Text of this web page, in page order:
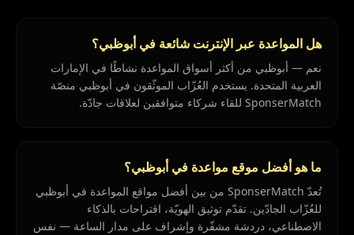
هل المواعدة عبر الإنترنت شائعة في أبوظبي؟
نعم — أبوظبي من أكثر أسواق المواعدة نشاطًا في الإمارات
العربية المتحدة. يستخدم العُزّاب الموثّقون في أبوظبي منصّة
SponserMatch للقاء شركاء متوافقين لعلاقات جادّة.
ما هو أفضل موقع مواعدة في أبوظبي؟
تُعدّ SponserMatch من بين أفضل مواقع المواعدة في أبوظبي
للعُزّاب الجادّين. تقدّم توثيق الهويّة، اقتراحات بالذكاء
الاصطناعي، دردشة مشفّرة وإشراف على مدار الساعة — نفس